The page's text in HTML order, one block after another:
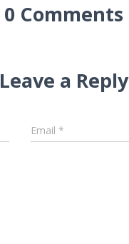
0 Comments
Leave a Reply
Email *